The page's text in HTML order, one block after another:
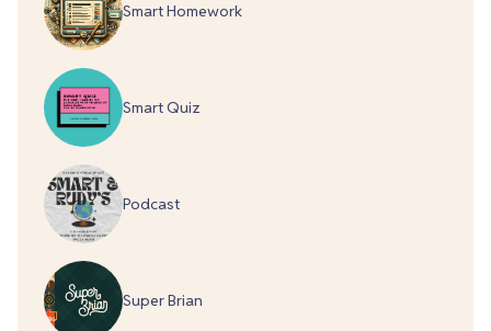
Smart Homework
Smart Quiz
Podcast
Super Brian